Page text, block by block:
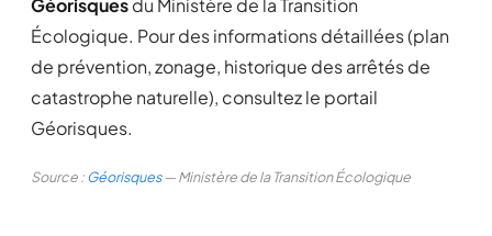
Géorisquesdu Ministère de la Transition
Écologique. Pour des informations détaillées (plan
de prévention, zonage, historique des arrêtés de
catastrophe naturelle), consultez le portail
Géorisques.
Source :Géorisques— Ministère de la Transition Écologique